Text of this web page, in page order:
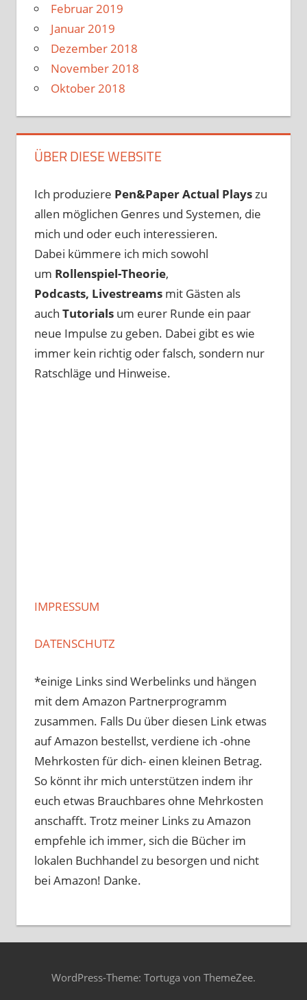
Februar 2019
Januar 2019
Dezember 2018
November 2018
Oktober 2018
ÜBER DIESE WEBSITE
Ich produziere Pen&PaperActual Playszu
allen möglichen Genres und Systemen, die
mich und oder euch interessieren.
Dabei kümmere ich mich sowohl
um Rollenspiel-Theorie,
Podcasts, Livestreams mit Gästen als
auch Tutorials um eurer Runde ein paar
neue Impulse zu geben. Dabei gibt es wie
immer kein richtig oder falsch, sondern nur
Ratschläge und Hinweise.
IMPRESSUM
DATENSCHUTZ
*einige Links sind Werbelinks und hängen
mit dem Amazon Partnerprogramm
zusammen. Falls Du über diesen Link etwas
auf Amazon bestellst, verdiene ich -ohne
Mehrkosten für dich- einen kleinen Betrag.
So könnt ihr mich unterstützen indem ihr
euch etwas Brauchbares ohne Mehrkosten
anschafft. Trotz meiner Links zu Amazon
empfehle ich immer, sich die Bücher im
lokalen Buchhandel zu besorgen und nicht
bei Amazon! Danke.
WordPress-Theme: Tortuga von ThemeZee.